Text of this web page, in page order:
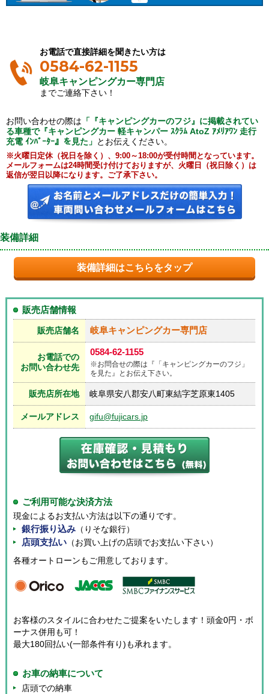
お電話で直接詳細を聞きたい方は
0584-62-1155
岐阜キャンピングカー専門店
までご連絡下さい！
お問い合わせの際は 「『キャンピングカーのフジ』に掲載されてい
る車種で『キャンピングカー 軽キャンパー ｽｸﾗﾑ AtoZ ｱﾒﾘｱﾜﾝ 走行
充電 ｲﾝﾊﾞｰﾀｰ』を見た」 とお伝えください。
※火曜日定休（祝日を除く）、9:00～18:00が受付時間となっています。
メールフォームは24時間受け付けておりますが、火曜日（祝日除く）は
返信が翌日以降になります。ご了承下さい。
装備詳細
装備詳細はこちらをタップ
販売店舗情報
販売店舗名 岐阜キャンピングカー専門店
お電話での
お問い合わせ先
0584-62-1155
※お問合せの際は『「キャンピングカーのフジ」
を見た』とお伝え下さい。
販売店所在地 岐阜県安八郡安八町東結字芝原東1405
メールアドレス gifu@fujicars.jp
ご利用可能な決済方法
現金によるお支払い方法は以下の通りです。
銀行振り込み （りそな銀行）
店頭支払い （お買い上げの店頭でお支払い下さい）
各種オートローンもご用意しております。
お客様のスタイルに合わせたご提案をいたします！頭金0円・ボ
ーナス併用も可！
最大180回払い(一部条件有り)も承れます。
お車の納車について
店頭での納車